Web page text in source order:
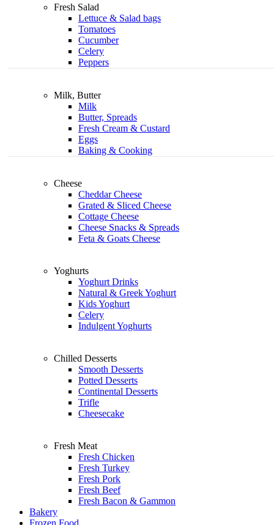
Fresh Salad
Lettuce & Salad bags
Tomatoes
Cucumber
Celery
Peppers
Milk, Butter
Milk
Butter, Spreads
Fresh Cream & Custard
Eggs
Baking & Cooking
Cheese
Cheddar Cheese
Grated & Sliced Cheese
Cottage Cheese
Cheese Snacks & Spreads
Feta & Goats Cheese
Yoghurts
Yoghurt Drinks
Natural & Greek Yoghurt
Kids Yoghurt
Celery
Indulgent Yoghurts
Chilled Desserts
Smooth Desserts
Potted Desserts
Continental Desserts
Trifle
Cheesecake
Fresh Meat
Fresh Chicken
Fresh Turkey
Fresh Pork
Fresh Beef
Fresh Bacon & Gammon
Bakery
Frozen Food